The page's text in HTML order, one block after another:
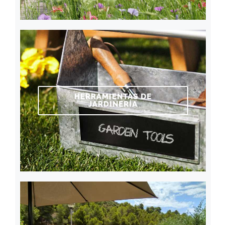
HERRAMIENTAS DE
JARDINERÍA